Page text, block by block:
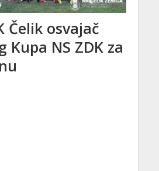
Čelik osvajač
Kupa NS ZDK za